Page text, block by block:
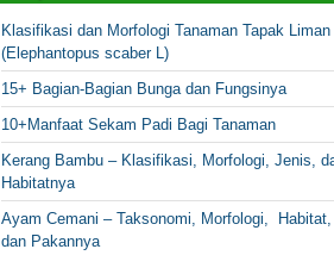
Klasifikasi dan Morfologi Tanaman Tapak Liman
(Elephantopus scaber L)
15+ Bagian-Bagian Bunga dan Fungsinya
10+Manfaat Sekam Padi Bagi Tanaman
Kerang Bambu – Klasifikasi, Morfologi, Jenis,
Habitatnya
Ayam Cemani – Taksonomi, Morfologi, Habitat,
dan Pakannya